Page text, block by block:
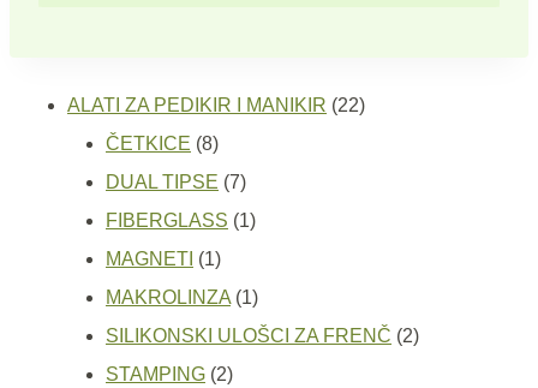
ALATI ZA PEDIKIR I MANIKIR 2222
ČETKICE 88
proizvoda
DUAL TIPSE 77
proizvoda
FIBERGLASS 11
MAGNETI 11
proizvod
MAKROLINZA 11
proizvod
SILIKONSKI ULOŠCI ZA FRENČ 22
STAMPING 22